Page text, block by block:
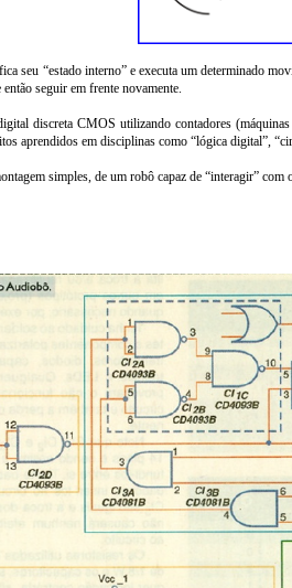
seu “estado interno” e executa um determinado
seguir em frente novamente.
discreta CMOS utilizando contadores
aprendidos em disciplinas como “lógica digital”,
simples, de um robô capaz de “interagir”